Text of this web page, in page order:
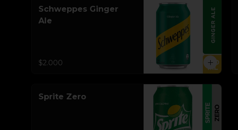
Schweppes Ginger
Ale
$2.000
Sprite Zero